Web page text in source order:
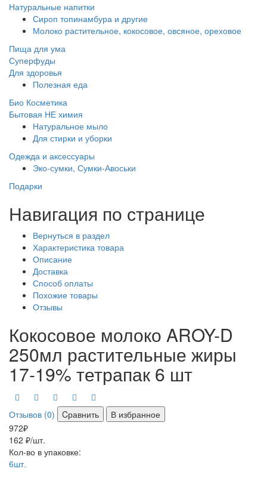
Натуральные напитки
Сироп топинамбура и другие
Молоко растительное, кокосовое, овсяное, ореховое
Пища для ума
Суперфуды
Для здоровья
Полезная еда
Био Косметика
Бытовая НЕ химия
Натуральное мыло
Для стирки и уборки
Одежда и аксессуары
Эко-сумки, Сумки-Авоськи
Подарки
Навигация по странице
Вернуться в раздел
Характеристика товара
Описание
Доставка
Способ оплаты
Похожие товары
Отзывы
Кокосовое молоко AROY-D
250мл растительные жиры
17-19% тетрапак 6 шт
Отзывов (0) Cравнить
В избранное
972₽
162 ₽/шт.
Кол-во в упаковке:
6шт.